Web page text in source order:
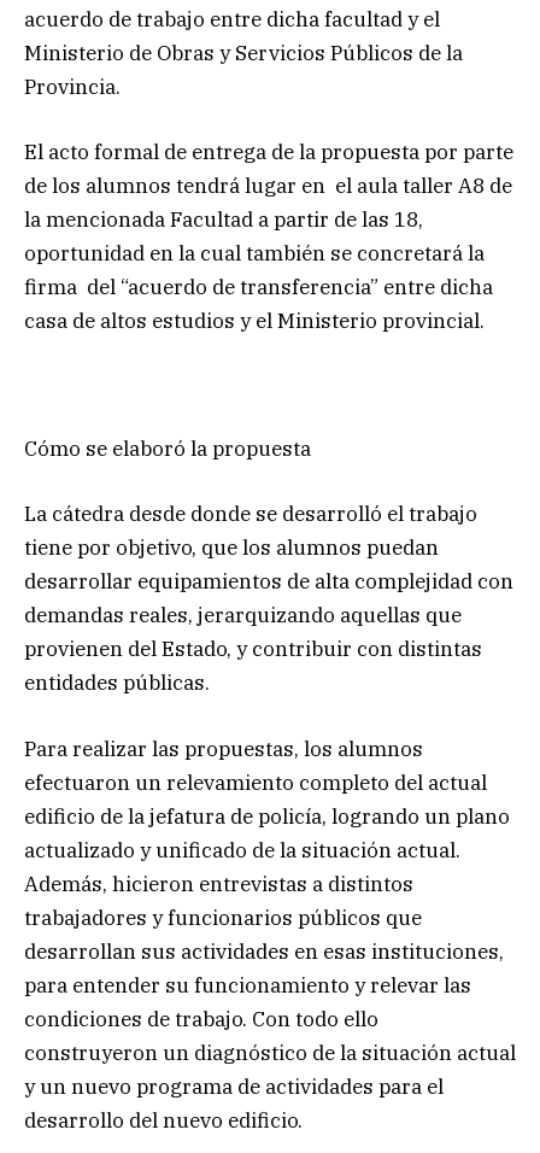
acuerdo de trabajo entre dicha facultad y el
Ministerio de Obras y Servicios Públicos de la
Provincia.
El acto formal de entrega de la propuesta por parte
de los alumnos tendrá lugar en el aula taller A8 de
la mencionada Facultad a partir de las 18,
oportunidad en la cual también se concretará la
firma del “acuerdo de transferencia” entre dicha
casa de altos estudios y el Ministerio provincial.
Cómo se elaboró la propuesta
La cátedra desde donde se desarrolló el trabajo
tiene por objetivo, que los alumnos puedan
desarrollar equipamientos de alta complejidad con
demandas reales, jerarquizando aquellas que
provienen del Estado, y contribuir con distintas
entidades públicas.
Para realizar las propuestas, los alumnos
efectuaron un relevamiento completo del actual
edificio de la jefatura de policía, logrando un plano
actualizado y unificado de la situación actual.
Además, hicieron entrevistas a distintos
trabajadores y funcionarios públicos que
desarrollan sus actividades en esas instituciones,
para entender su funcionamiento y relevar las
condiciones de trabajo. Con todo ello
construyeron un diagnóstico de la situación actual
y un nuevo programa de actividades para el
desarrollo del nuevo edificio.